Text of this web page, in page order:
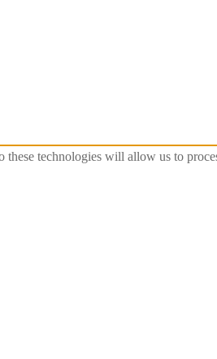
technologies will allow us to